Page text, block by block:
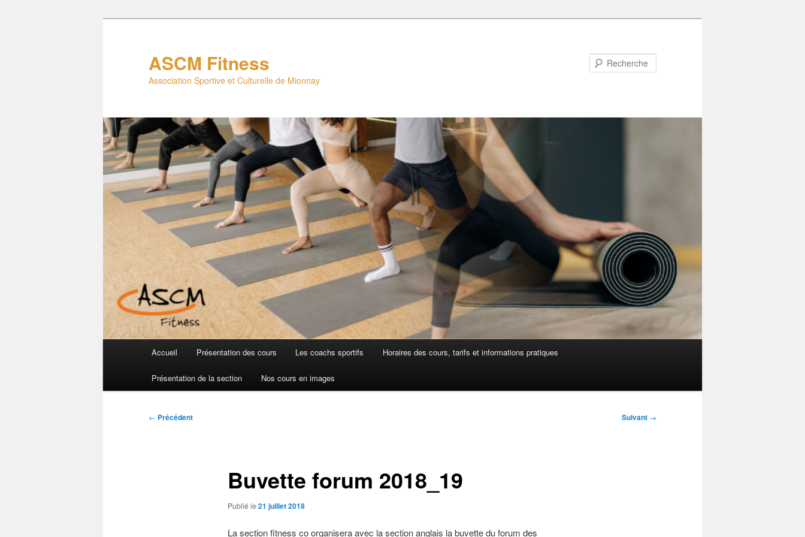
ASCM Fitness
Association Sportive et Culturelle de Mionnay
Accueil Présentation des cours Les coachs sportifs Horaires des cours, tarifs et informations pratiques
Présentation de la section Nos cours en images
Navigation
← Précédent Suivant →
Buvette forum 2018_19
Publié le 21 juillet 2018
La section fitness co organisera avec la section anglais la buvette du forum des